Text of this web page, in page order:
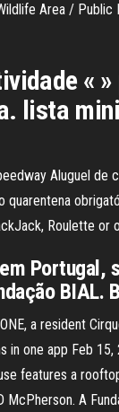
Area /
«
lista
Aluguel
Roulette
a resident
one app Feb
features a
A